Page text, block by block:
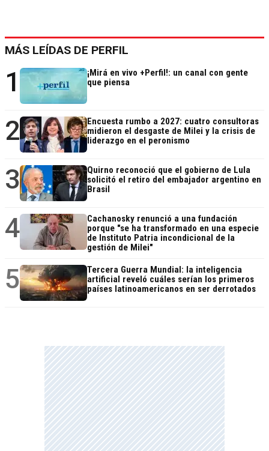
MÁS LEÍDAS DE PERFIL
1
¡Mirá en vivo +Perfil!: un canal con gente
que piensa
2
Encuesta rumbo a 2027: cuatro consultoras
midieron el desgaste de Milei y la crisis de
liderazgo en el peronismo
3
Quirno reconoció que el gobierno de Lula
solicitó el retiro del embajador argentino en
Brasil
4
Cachanosky renunció a una fundación
porque "se ha transformado en una especie
de Instituto Patria incondicional de la
gestión de Milei"
5
Tercera Guerra Mundial: la inteligencia
artificial reveló cuáles serían los primeros
países latinoamericanos en ser derrotados